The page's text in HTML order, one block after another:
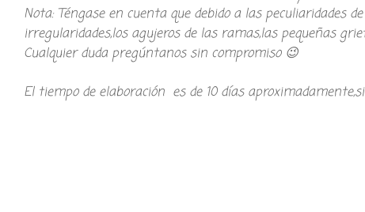
Nota: Téngase en cuenta que debido a las peculiaridades
irregularidades,los agujeros de las ramas,las pequeñas
Cualquier duda pregúntanos sin compromiso 😉
El tiempo de elaboración es de 10 días